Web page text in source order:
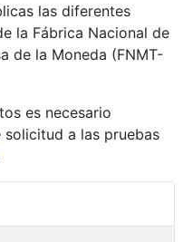
las diferentes
la Fábrica Nacional de
de la Moneda (FNMT-
es necesario
a las pruebas